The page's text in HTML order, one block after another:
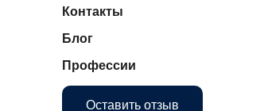
Контакты
Блог
Профессии
Оставить отзыв